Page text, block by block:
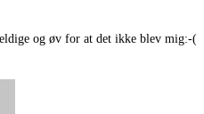
og øv for at det ikke blev mig:-(